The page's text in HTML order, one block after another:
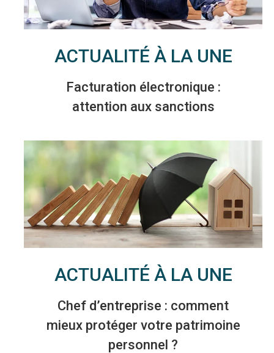
ACTUALITÉ À LA UNE
Facturation électronique :
attention aux sanctions
ACTUALITÉ À LA UNE
Chef d’entreprise : comment
mieux protéger votre patrimoine
personnel ?